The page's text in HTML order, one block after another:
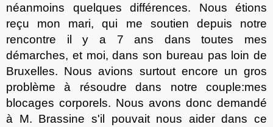
néanmoins quelques différences. Nous étions
reçu mon mari, qui me soutien depuis notre
rencontre il y a 7 ans dans toutes mes
démarches, et moi, dans son bureau pas loin de
Bruxelles. Nous avions surtout encore un gros
problème à résoudre dans notre couple:mes
blocages corporels. Nous avons donc demandé
à M. Brassine s'il pouvait nous aider dans ce